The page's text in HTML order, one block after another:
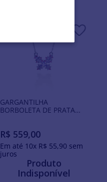
GARGANTILHA
BORBOLETA DE PRATA
R$ 559,00
Em até 10x R$ 55,90 sem
juros
Produto
Indisponível